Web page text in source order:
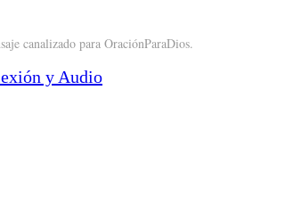
canalizado para OraciónParaDios.
y Audio